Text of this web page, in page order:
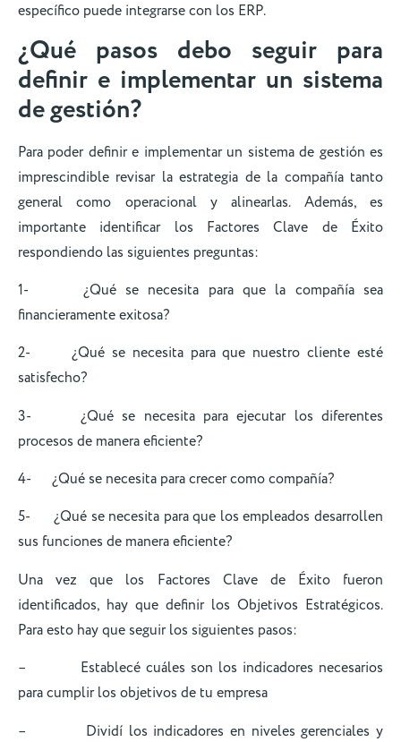
específico puede integrarse con los ERP.
¿Qué pasos debo seguir para
definir e implementar un sistema
de gestión?
Para poder definir e implementar un sistema de gestión es
imprescindible revisar la estrategia de la compañía tanto
general como operacional y alinearlas. Además, es
importante identificar los Factores Clave de Éxito
respondiendo las siguientes preguntas:
1- ¿Qué se necesita para que la compañía sea
financieramente exitosa?
2- ¿Qué se necesita para que nuestro cliente esté
satisfecho?
3- ¿Qué se necesita para ejecutar los diferentes
procesos de manera eficiente?
4- ¿Qué se necesita para crecer como compañía?
5- ¿Qué se necesita para que los empleados desarrollen
sus funciones de manera eficiente?
Una vez que los Factores Clave de Éxito fueron
identificados, hay que definir los Objetivos Estratégicos.
Para esto hay que seguir los siguientes pasos:
– Establecé cuáles son los indicadores necesarios
para cumplir los objetivos de tu empresa
– Dividí los indicadores en niveles gerenciales y